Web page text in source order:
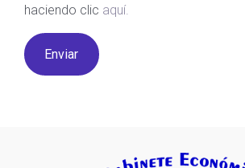
haciendo clic aquí.